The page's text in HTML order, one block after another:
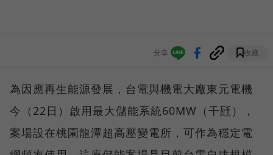
分享 收藏
為因應再生能源發展，台電與機電大廠東元電機
今（22日）啟用最大儲能系統60MW（千瓩），
案場設在桃園龍潭超高壓變電所，可作為穩定電